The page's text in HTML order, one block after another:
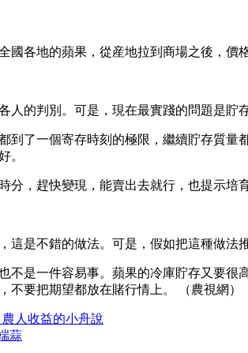
各地的蘋果，從産地拉到商場之後，
的判別。可是，現在最實踐的問題是貯
了一個寄存時刻的極限，繼續貯存質
。
，趕快變現，能賣出去就行，也提示培
是不錯的做法。可是，假如把這種做法
不是一件容易事。蘋果的冷庫貯存又要
要把期望都放在賭行情上。 （農視網）
人收益的小舟說
蒜